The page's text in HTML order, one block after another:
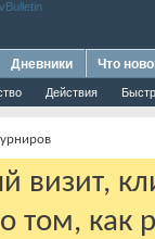
Действия
Дневники Что
визит,
том, как